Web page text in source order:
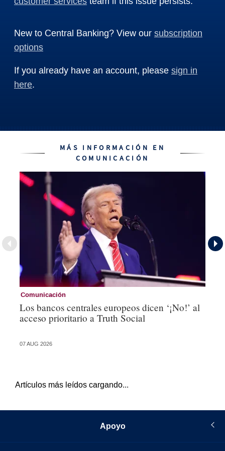
New to Central Banking? View our subscription
options
If you already have an account, please sign in
here.
MÁS INFORMACIÓN EN
COMUNICACIÓN
Comunicación
Los bancos centrales europeos dicen ‘¡No!’ al
acceso prioritario a Truth Social
07 AUG 2026
Artículos más leídos cargando...
Apoyo